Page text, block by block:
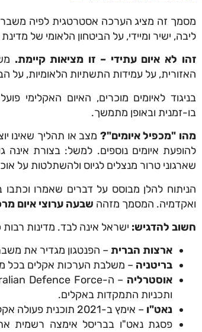
מסמך זה מציג הערכה אסטרטגית לפיה משבר
ליבה, ישיר ומיידי, על הביטחון הלאומי של
זהו לא איום עתידי – זו מציאות קיימת.
האזורית, על עמידות התשתיות הלאומיות, על
בניגוד לאיומים מוכרים, האיום האקלימי
בו-זמנית ובאופן מתמשך.
מהו "מכפיל איומים"? מצב או תהליך שאינו
להופעת איומים נוספים. למשל: בצורת אינה
שארגוני טרור מנצלים לגיוס ולהשתלטות על
הניתוח להלן מבוסס על דברים שאמרו וכתבו
ואקדמיה. המסמך מזהה שבעה ערוצי איום
חשוב להדגיש: ישראל אינה לבד. מדינות
ארצות הברית – הפנטגון מגדיר את משבר
בריטניה – משלבת הערכות אקלים בכל
אוסטרליה
ותכניות התמקדות באקלים.
נאט"ו – אימץ ב-2021 תוכנית פעולה אקלימית ארגונית.